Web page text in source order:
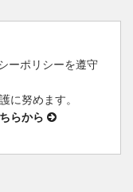
ーポリシーを遵守
に努めます。
らから